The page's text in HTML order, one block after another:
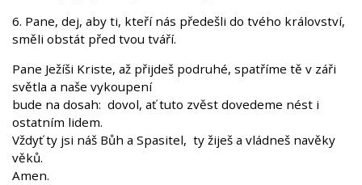
6. Pane, dej, aby ti, kteří nás předešli do tvého království,
směli obstát před tvou tváří.
Pane Ježíši Kriste, až přijdeš podruhé, spatříme tě v záři
světla a naše vykoupení
bude na dosah: dovol, ať tuto zvěst dovedeme nést i
ostatním lidem.
Vždyť ty jsi náš Bůh a Spasitel, ty žiješ a vládneš navěky
věků.
Amen.